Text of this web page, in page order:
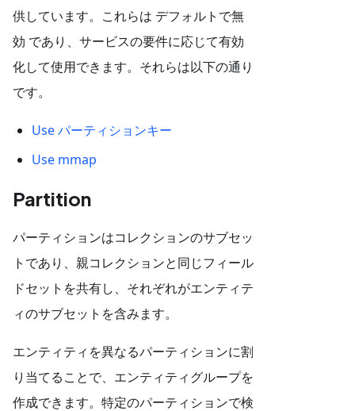
供しています。これらは デフォルトで無
効 であり、サービスの要件に応じて有効
化して使用できます。それらは以下の通り
です。
Use パーティションキー
Use mmap
Partition
パーティションはコレクションのサブセッ
トであり、親コレクションと同じフィール
ドセットを共有し、それぞれがエンティテ
ィのサブセットを含みます。
エンティティを異なるパーティションに割
り当てることで、エンティティグループを
作成できます。特定のパーティションで検